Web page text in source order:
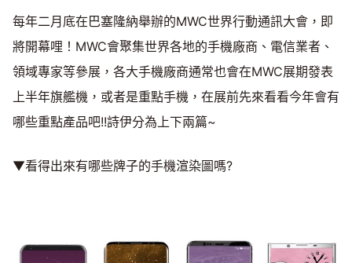
每年二月底在巴塞隆納舉辦的MWC世界行動通訊大會，即
將開幕哩！MWC會聚集世界各地的手機廠商、電信業者、
領域專家等參展，各大手機廠商通常也會在MWC展期發表
上半年旗艦機，或者是重點手機，在展前先來看看今年會有
哪些重點產品吧!!詩伊分為上下兩篇~
▼看得出來有哪些牌子的手機渲染圖嗎?